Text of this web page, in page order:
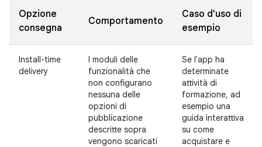
Opzione
consegna
Comportamento
Caso d'uso di
esempio
Install-time
delivery
I moduli delle
funzionalità che
non configurano
nessuna delle
opzioni di
pubblicazione
descritte sopra
vengono scaricati
Se l'app ha
determinate
attività di
formazione, ad
esempio una
guida interattiva
su come
acquistare e